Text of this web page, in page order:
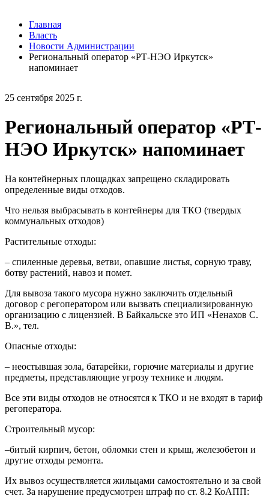
25 сентября 2025 г.
Региональный оператор «РТ-
НЭО Иркутск» напоминает
На контейнерных площадках запрещено складировать
определенные виды отходов.
Что нельзя выбрасывать в контейнеры для ТКО (твердых
коммунальных отходов)
Растительные отходы:
– спиленные деревья, ветви, опавшие листья, сорную траву,
ботву растений, навоз и помет.
Для вывоза такого мусора нужно заключить отдельный
договор с регоператором или вызвать специализированную
организацию с лицензией. В Байкальске это ИП «Ненахов С.
В.», тел.
Опасные отходы:
– неостывшая зола, батарейки, горючие материалы и другие
предметы, представляющие угрозу технике и людям.
Все эти виды отходов не относятся к ТКО и не входят в тариф
регоператора.
Строительный мусор:
–битый кирпич, бетон, обломки стен и крыш, железобетон и
другие отходы ремонта.
Их вывоз осуществляется жильцами самостоятельно и за свой
счет. За нарушение предусмотрен штраф по ст. 8.2 КоАПП:
Главная
Власть
Новости Администрации
Региональный оператор «РТ-НЭО Иркутск»
напоминает